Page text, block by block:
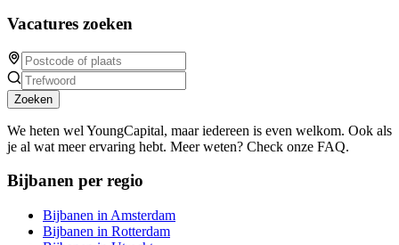
Vacatures zoeken
Zoeken
We heten wel YoungCapital, maar iedereen is even welkom. Ook als
je al wat meer ervaring hebt. Meer weten? Check onze FAQ.
Bijbanen per regio
Bijbanen in Amsterdam
Bijbanen in Rotterdam